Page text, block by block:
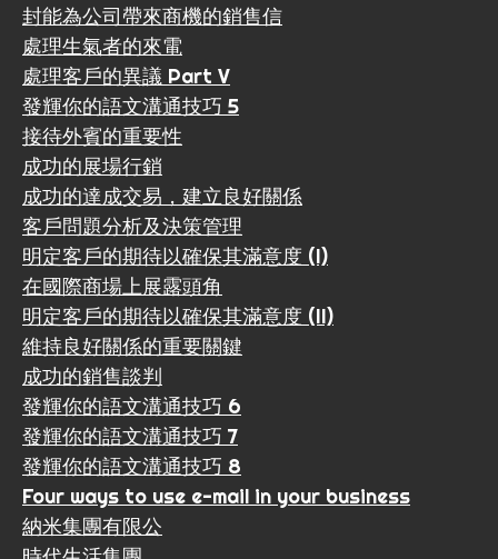
封能為公司帶來商機的銷售信
處理生氣者的來電
處理客戶的異議 Part V
發輝你的語文溝通技巧 5
接待外賓的重要性
成功的展場行銷
成功的達成交易，建立良好關係
客戶問題分析及決策管理
明定客戶的期待以確保其滿意度 (I)
在國際商場上展露頭角
明定客戶的期待以確保其滿意度 (II)
維持良好關係的重要關鍵
成功的銷售談判
發輝你的語文溝通技巧 6
發輝你的語文溝通技巧 7
發輝你的語文溝通技巧 8
Four ways to use e-mail in your business
納米集團有限公